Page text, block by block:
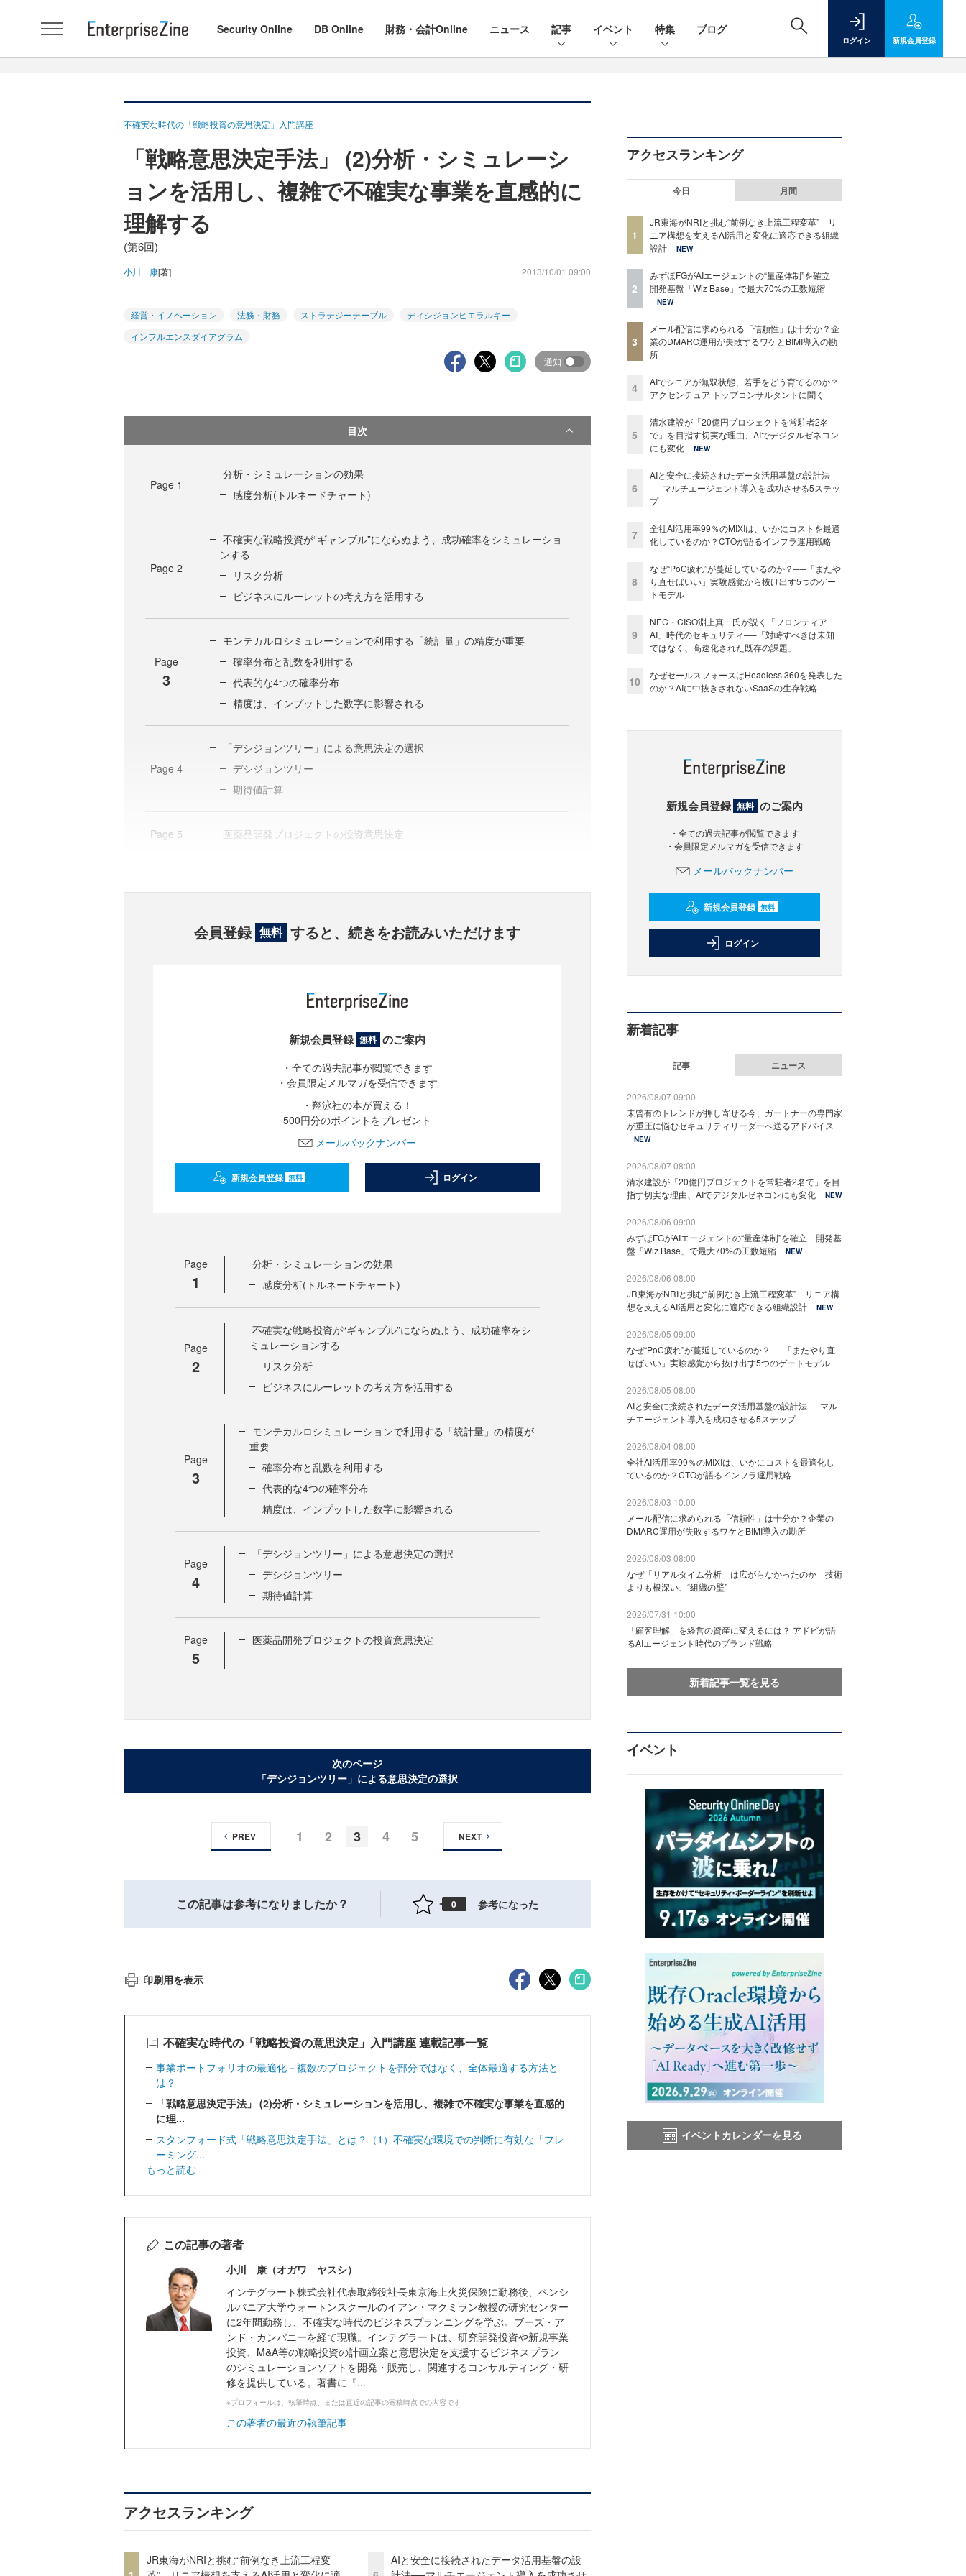
Security Online DB Online 財務・会計Online ニュース 記事 イベント 特集 ブログ
ログイン 新規会員登録
不確実な時代の「戦略投資の意思決定」入門講座
「戦略意思決定手法」 (2)分析・シミュレーシ
ョンを活用し、複雑で不確実な事業を直感的に
理解する
(第6回)
小川 康[著] 2013/10/01 09:00
経営・イノベーション 法務・財務 ストラテジーテーブル
ディシジョンヒエラルキー
インフルエンスダイアグラム
通知
目次
Page 1
分析・シミュレーションの効果
感度分析(トルネードチャート)
Page 2
不確実な戦略投資が“ギャンブル”にならぬよう、成功確率をシミュレーショ
ンする
リスク分析
ビジネスにルーレットの考え方を活用する
Page
3
モンテカルロシミュレーションで利用する「統計量」の精度が重要
確率分布と乱数を利用する
代表的な4つの確率分布
精度は、インプットした数字に影響される
Page 4
「デシジョンツリー」による意思決定の選択
デシジョンツリー
期待値計算
Page 5 医薬品開発プロジェクトの投資意思決定
会員登録 無料 すると、続きをお読みいただけます
新規会員登録 無料 のご案内
・全ての過去記事が閲覧できます
・会員限定メルマガを受信できます
・翔泳社の本が買える！
500円分のポイントをプレゼント
メールバックナンバー
新規会員登録 無料 ログイン
Page
1
分析・シミュレーションの効果
感度分析(トルネードチャート)
Page
2
不確実な戦略投資が“ギャンブル”にならぬよう、成功確率をシ
ミュレーションする
リスク分析
ビジネスにルーレットの考え方を活用する
Page
3
モンテカルロシミュレーションで利用する「統計量」の精度が
重要
確率分布と乱数を利用する
代表的な4つの確率分布
精度は、インプットした数字に影響される
Page
4
「デシジョンツリー」による意思決定の選択
デシジョンツリー
期待値計算
Page
5
医薬品開発プロジェクトの投資意思決定
次のページ
「デシジョンツリー」による意思決定の選択
1 2 3 4 5
PREV NEXT
この記事は参考になりましたか？ 0 参考になった
印刷用を表示
不確実な時代の「戦略投資の意思決定」入門講座 連載記事一覧
事業ポートフォリオの最適化－複数のプロジェクトを部分ではなく、全体最適する方法と
は？
「戦略意思決定手法」 (2)分析・シミュレーションを活用し、複雑で不確実な事業を直感的
に理...
スタンフォード式「戦略意思決定手法」とは？（1）不確実な環境での判断に有効な「フレ
ーミング...
もっと読む
この記事の著者
小川 康（オガワ ヤスシ）
インテグラート株式会社代表取締役社長東京海上火災保険に勤務後、ペンシ
ルバニア大学ウォートンスクールのイアン・マクミラン教授の研究センター
に2年間勤務し、不確実な時代のビジネスプランニングを学ぶ。ブーズ・ア
ンド・カンパニーを経て現職。インテグラートは、研究開発投資や新規事業
投資、M&A等の戦略投資の計画立案と意思決定を支援するビジネスプラン
のシミュレーションソフトを開発・販売し、関連するコンサルティング・研
修を提供している。著書に『...
※プロフィールは、執筆時点、または直近の記事の寄稿時点での内容です
この著者の最近の執筆記事
アクセスランキング
JR東海がNRIと挑む“前例なき上流工程変
AIと安全に接続されたデータ活用基盤の設
アクセスランキング
今日 月間
1
JR東海がNRIと挑む“前例なき上流工程変革” リ
ニア構想を支えるAI活用と変化に適応できる組織
設計
NEW
2
みずほFGがAIエージェントの“量産体制”を確立
開発基盤「Wiz Base」で最大70%の工数短縮
NEW
3
メール配信に求められる「信頼性」は十分か？企
業のDMARC運用が失敗するワケとBIMI導入の勘
所
4
AIでシニアが無双状態、若手をどう育てるのか？
アクセンチュア トップコンサルタントに聞く
5
清水建設が「20億円プロジェクトを常駐者2名
で」を目指す切実な理由、AIでデジタルゼネコン
にも変化
NEW
6
AIと安全に接続されたデータ活用基盤の設計法
──マルチエージェント導入を成功させる5ステッ
プ
7
全社AI活用率99％のMIXIは、いかにコストを最適
化しているのか？CTOが語るインフラ運用戦略
8
なぜ“PoC疲れ”が蔓延しているのか？──「またや
り直せばいい」実験感覚から抜け出す5つのゲー
トモデル
9
NEC・CISO淵上真一氏が説く「フロンティア
AI」時代のセキュリティ──「対峙すべきは未知
ではなく、高速化された既存の課題」
10
なぜセールスフォースはHeadless 360を発表した
のか？AIに中抜きされないSaaSの生存戦略
新規会員登録 無料 のご案内
・全ての過去記事が閲覧できます
・会員限定メルマガを受信できます
メールバックナンバー
新規会員登録 無料
ログイン
新着記事
記事 ニュース
2026/08/07 09:00
未曾有のトレンドが押し寄せる今、ガートナーの専門家
が重圧に悩むセキュリティリーダーへ送るアドバイス
NEW
2026/08/07 08:00
清水建設が「20億円プロジェクトを常駐者2名で」を目
指す切実な理由、AIでデジタルゼネコンにも変化
NEW
2026/08/06 09:00
みずほFGがAIエージェントの“量産体制”を確立 開発基
盤「Wiz Base」で最大70%の工数短縮
NEW
2026/08/06 08:00
JR東海がNRIと挑む“前例なき上流工程変革” リニア構
想を支えるAI活用と変化に適応できる組織設計
NEW
2026/08/05 09:00
なぜ“PoC疲れ”が蔓延しているのか？──「またやり直
せばいい」実験感覚から抜け出す5つのゲートモデル
2026/08/05 08:00
AIと安全に接続されたデータ活用基盤の設計法──マル
チエージェント導入を成功させる5ステップ
2026/08/04 08:00
全社AI活用率99％のMIXIは、いかにコストを最適化し
ているのか？CTOが語るインフラ運用戦略
2026/08/03 10:00
メール配信に求められる「信頼性」は十分か？企業の
DMARC運用が失敗するワケとBIMI導入の勘所
2026/08/03 08:00
なぜ「リアルタイム分析」は広がらなかったのか 技術
よりも根深い、“組織の壁”
2026/07/31 10:00
「顧客理解」を経営の資産に変えるには？ アドビが語
るAIエージェント時代のブランド戦略
新着記事一覧を見る
イベント
イベントカレンダーを見る